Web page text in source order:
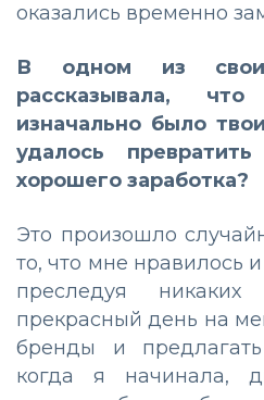
оказались временно
В одном из
рассказывала,
изначально было
удалось
хорошего заработка?
Это произошло
то, что мне нравилось
преследуя
прекрасный день на
бренды и
когда я начинала,